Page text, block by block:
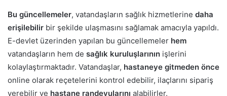
Bu güncellemeler, vatandaşların sağlık hizmetlerine daha
erişilebilir bir şekilde ulaşmasını sağlamak amacıyla yapıldı.
E-devlet üzerinden yapılan bu güncellemeler hem
vatandaşların hem de sağlık kuruluşlarının işlerini
kolaylaştırmaktadır. Vatandaşlar, hastaneye gitmeden önce
online olarak reçetelerini kontrol edebilir, ilaçlarını sipariş
verebilir ve hastane randevularını alabilirler.